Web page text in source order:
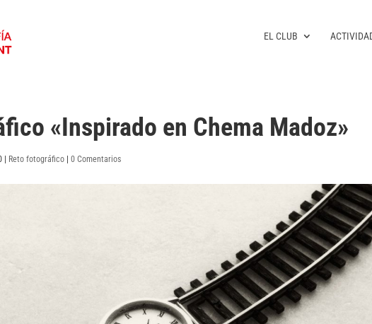
EL CLUB
«Inspirado en Chema Madoz»
Reto fotográfico |0 Comentarios